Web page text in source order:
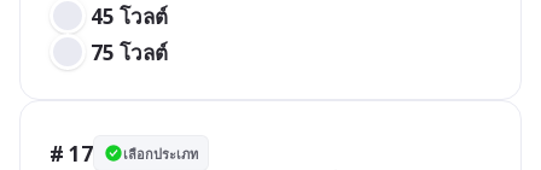
45 โวลต์
75 โวลต์
# 17 เลือกประเภท